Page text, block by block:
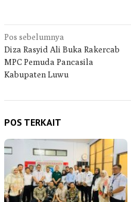
Navigasi
pos
Pos sebelumnya
Diza Rasyid Ali Buka Rakercab
MPC Pemuda Pancasila
Kabupaten Luwu
POS TERKAIT